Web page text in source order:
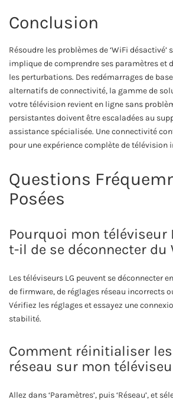
Conclusion
Résoudre les problèmes de ‘WiFi désactivé’
implique de comprendre ses paramètres et
les perturbations. Des redémarrages de
alternatifs de connectivité, la gamme de
votre télévision revient en ligne sans
persistantes doivent être escaladées au
assistance spécialisée. Une connectivité
pour une expérience complète de télévision
Questions
Posées
Pourquoi mon téléviseur
t-il de se déconnecter du
Les téléviseurs LG peuvent se déconnecter
de firmware, de réglages réseau incorrects
Vérifiez les réglages et essayez une
stabilité.
Comment réinitialiser
réseau sur mon
Allez dans ‘Paramètres’, puis ‘Réseau’, et